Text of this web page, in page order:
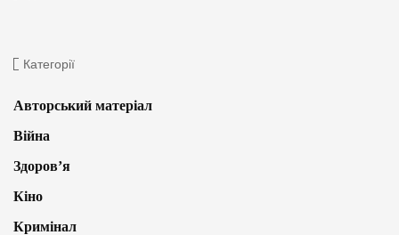
Категорії
Авторський матеріал
Війна
Здоров’я
Кіно
Кримінал